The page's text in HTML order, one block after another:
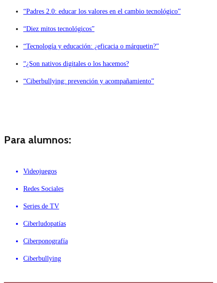
“Padres 2.0: educar los valores en el cambio tecnológico”
“Diez mitos tecnológicos”
“Tecnología y educación: ¿eficacia o márquetin?”
“¿Son nativos digitales o los hacemos?
“Ciberbullying: prevención y acompañamiento”
Para alumnos:
Videojuegos
Redes Sociales
Series de TV
Ciberludopatías
Ciberponografía
Ciberbullying